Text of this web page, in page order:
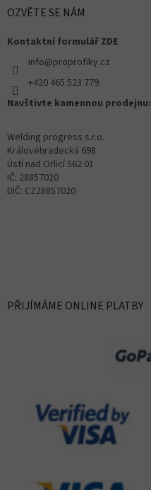
OZVĚTE SE NÁM
Kontaktní formulář ZDE
info@proprofiky.cz
+420 465 523 779
Navštivte kamennou prodejnu:
Welding progress s.r.o.
Královéhradecká 698
Ústí nad Orlicí 562 01
IČ: 28857020
DIČ: CZ28857020
PŘIJÍMÁME ONLINE PLATBY